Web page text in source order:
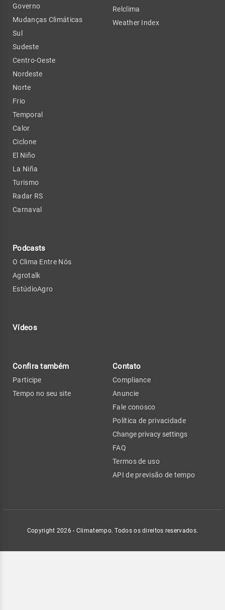
Governo
Mudanças Climáticas
Sul
Sudeste
Centro-Oeste
Nordeste
Norte
Frio
Temporal
Calor
Ciclone
El Niño
La Niña
Turismo
Radar RS
Carnaval
Podcasts
O Clima Entre Nós
Agrotalk
EstúdioAgro
Vídeos
Relclima
Weather Index
Confira também
Participe
Tempo no seu site
Contato
Compliance
Anuncie
Fale conosco
Política de privacidade
Change privacy settings
FAQ
Termos de uso
API de previsão de tempo
Copyright 2026 - Climatempo. Todos os direitos reservados.